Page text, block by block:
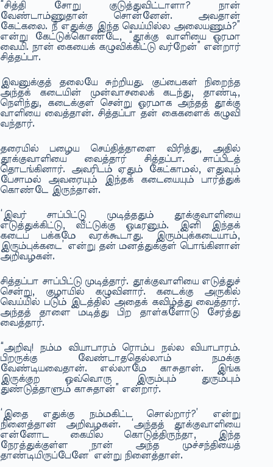
“சித்தி சோறு குடுத்துவிட்டாளா? நான்
வேண்டாம்ணுதான் சொன்னேன். அவதான்
கேட்கலை. நீ எதுக்கு இந்த வெய்யில்ல அலையணும்?”
என்று கேட்டுக்கொண்டே, “தூக்கு வாளியை ஓரமா
வையி. நான் கையைக் கழுவிக்கிட்டு வர்றேன்” என்றார்
சித்தப்பா.
இவனுக்குத் தலையே சுற்றியது. குப்பைகள் நிறைந்த
அந்தக் கடையின் முன்வாசலைக் கடந்து, தாண்டி,
நெளிந்து, கடைக்குள் சென்று ஓரமாக அந்தத் தூக்கு
வாளியை வைத்தான். சித்தப்பா தன் கைகளைக் கழுவி
வந்தார்.
தரையில் பழைய செய்தித்தாளை விரித்து, அதில்
தூக்குவாளியை வைத்தார் சித்தப்பா. சாப்பிடத்
தொடங்கினார். அவரிடம் ஏதும் கேட்காமல், எதுவும்
பேசாமல் அவரையும் இந்தக் கடையையும் பார்த்துக்
கொண்டே இருந்தான்.
‘இவர் சாப்பிட்டு முடித்ததும் தூக்குவாளியை
எடுத்துக்கிட்டு, வீட்டுக்கு ஓடீரனும். இனி இந்தக்
கடைப் பக்கமே வரக்கூடாது. இரும்புக்கடையாம்,
இரும்புக்கடை’ என்று தன் மனத்துக்குள் பொங்கினான்
அறிவழகன்.
சித்தப்பா சாப்பிட்டு முடித்தார். தூக்குவாளியை எடுத்துச்
சென்று, குழாயில் கழுவினார். கடைக்கு அருகில்
வெய்யில் படும் இடத்தில் அதைக் கவிழ்த்து வைத்தார்.
அந்தத் தாளை மடித்து பிற தாள்களோடு சேர்த்து
வைத்தார்.
“அறிவு! நம்ம வியாபாரம் ரொம்ப நல்ல வியாபாரம்.
பிறருக்கு வேண்டாததெல்லாம் நமக்கு
வேண்டியவைதான். எல்லாமே காசுதான். இங்க
இருக்குற ஒவ்வொரு இரும்பும் துரும்பும்
துண்டுத்தாளும் காசுதான்” என்றார்.
‘இதை எதுக்கு நம்மகிட்ட சொல்றார்?’ என்று
நினைத்தான் அறிவழகன். ‘அந்தத் தூக்குவாளியை
என்னோட கையில கொடுத்திருந்தா, இந்த
நேரத்துக்குள்ள நான் அந்த முச்சந்தியைத்
தாண்டியிருப்பேனே’ என்று நினைத்தான்.